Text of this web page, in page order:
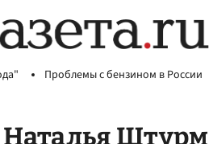
Проблемы с бензином в России
Штурм